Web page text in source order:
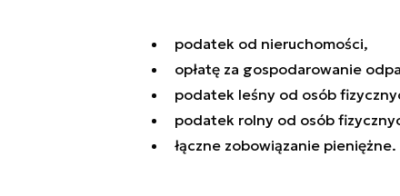
podatek od nieruchomości,
opłatę za gospodarowanie
podatek leśny od osób
podatek rolny od osób
łączne zobowiązanie pieniężne.